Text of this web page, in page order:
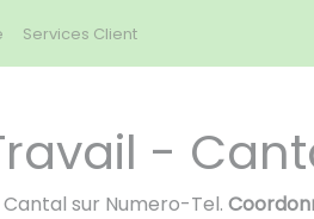
Services Client
-
sur Numero-Tel.